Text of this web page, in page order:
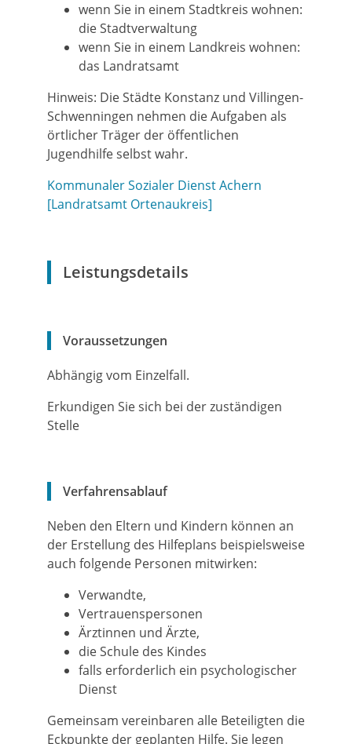
wenn Sie in einem Stadtkreis wohnen:
die Stadtverwaltung
wenn Sie in einem Landkreis wohnen:
das Landratsamt
Hinweis: Die Städte Konstanz und Villingen-
Schwenningen nehmen die Aufgaben als
örtlicher Träger der öffentlichen
Jugendhilfe selbst wahr.
Kommunaler Sozialer Dienst Achern
[Landratsamt Ortenaukreis]
Leistungsdetails
Voraussetzungen
Abhängig vom Einzelfall.
Erkundigen Sie sich bei der zuständigen
Stelle
Verfahrensablauf
Neben den Eltern und Kindern können an
der Erstellung des Hilfeplans beispielsweise
auch folgende Personen mitwirken:
Verwandte,
Vertrauenspersonen
Ärztinnen und Ärzte,
die Schule des Kindes
falls erforderlich ein psychologischer
Dienst
Gemeinsam vereinbaren alle Beteiligten die
Eckpunkte der geplanten Hilfe. Sie legen